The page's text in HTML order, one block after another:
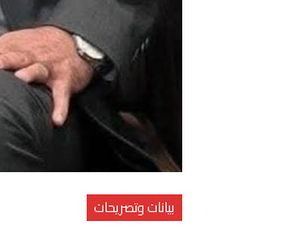
بيانات وتصريحات